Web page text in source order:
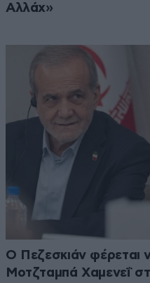
Αλλάχ»
Ο Πεζεσκιάν φέρεται
Μοτζταμπά Χαμενεΐ